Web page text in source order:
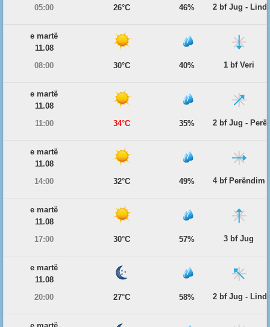
05:00
26°C 46% 2 bf Jug -
e martë
11.08
08:00
30°C 40% 1 bf Veri
e martë
11.08
11:00
34°C 35% 2 bf Jug -
e martë
11.08
14:00
32°C 49% 4 bf Perëndim
e martë
11.08
17:00
30°C 57% 3 bf Jug
e martë
11.08
20:00
27°C 58% 2 bf Jug -